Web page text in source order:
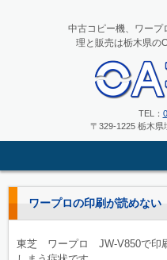
中古コピー機
ンの修理と販
中古コピー機、ワープ
理と販売は栃木県の
TEL：
〒329-1225 栃木県
ワープロの印刷が読めな
東芝 ワープロ JW-V850で印